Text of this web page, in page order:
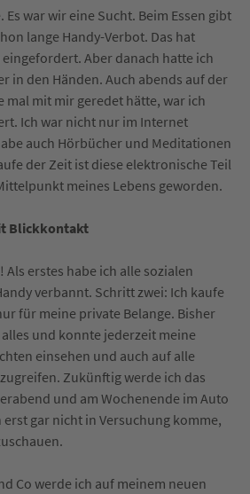
Es war wir eine Sucht. Beim Essen gibt
lange Handy-Verbot. Das hat
Aber danach hatte ich
in den Händen. Auch abends auf der
mal mit mir geredet hätte, war ich
Ich war nicht nur im Internet
auch Hörbücher und Meditationen
der Zeit ist diese elektronische Teil
meines Lebens geworden.
Blickkontakt
Als erstes habe ich alle sozialen
verbannt. Schritt zwei: Ich kaufe
für meine private Belange. Bisher
und konnte jederzeit meine
einsehen und auch auf alle
Zukünftig werde ich das
und am Wochenende im Auto
erst gar nicht in Versuchung komme,
Co werde ich auf meinem neuen